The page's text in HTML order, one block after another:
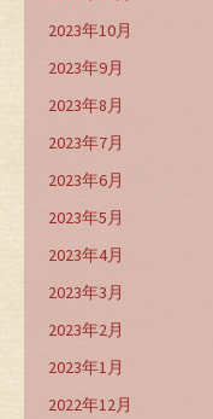
2023年10月
2023年9月
2023年8月
2023年7月
2023年6月
2023年5月
2023年4月
2023年3月
2023年2月
2023年1月
2022年12月